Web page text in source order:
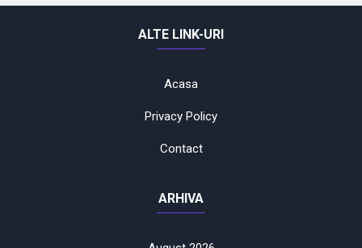
ALTE LINK-URI
Acasa
Privacy Policy
Contact
ARHIVA